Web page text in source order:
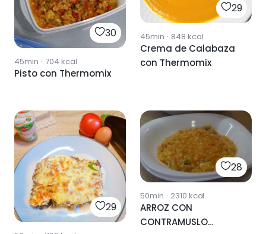
30
45min · 704 kcal
Pisto con Thermomix
29
45min · 848 kcal
Crema de Calabaza
con Thermomix
29
28
50min · 2310 kcal
ARROZ CON
CONTRAMUSLO